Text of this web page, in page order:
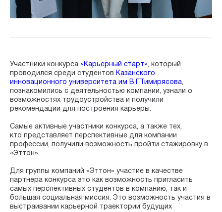
Участники конкурса «Карьерный старт», который
проводился среди студентов Казанского
инновационного университета им В.Г.Тимирясова,
познакомились с деятельностью компании, узнали о
возможностях трудоустройства и получили
рекомендации для построения карьеры.
Самые активные участники конкурса, а также тех,
кто представляет перспективные для компании
профессии, получили возможность пройти стажировку в
«Эттон».
Для группы компаний «Эттон» участие в качестве
партнера конкурса это как возможность пригласить
самых перспективных студентов в компанию, так и
большая социальная миссия. Это возможность участия в
выстраивании карьерной траектории будущих